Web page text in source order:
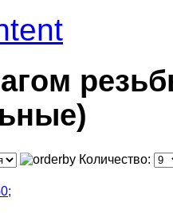
Количество: